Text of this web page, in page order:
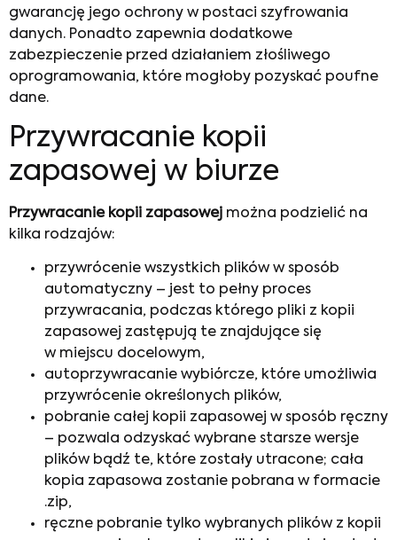
gwarancję jego ochrony w postaci szyfrowania
danych. Ponadto zapewnia dodatkowe
zabezpieczenie przed działaniem złośliwego
oprogramowania, które mogłoby pozyskać poufne
dane.
Przywracanie kopii
zapasowej w biurze
Przywracanie kopii zapasowej można podzielić na
kilka rodzajów:
przywrócenie wszystkich plików w sposób
automatyczny – jest to pełny proces
przywracania, podczas którego pliki z kopii
zapasowej zastępują te znajdujące się
w miejscu docelowym,
autoprzywracanie wybiórcze, które umożliwia
przywrócenie określonych plików,
pobranie całej kopii zapasowej w sposób ręczny
– pozwala odzyskać wybrane starsze wersje
plików bądź te, które zostały utracone; cała
kopia zapasowa zostanie pobrana w formacie
.zip,
ręczne pobranie tylko wybranych plików z kopii